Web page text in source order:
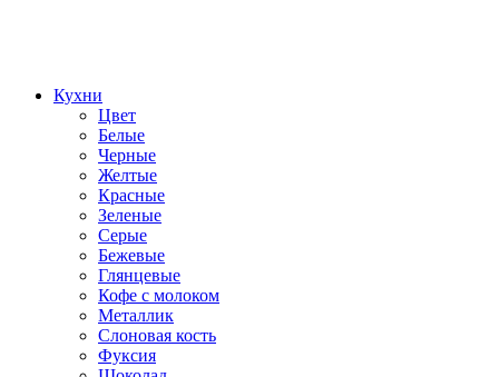
Кухни
Цвет
Белые
Черные
Желтые
Красные
Зеленые
Серые
Бежевые
Глянцевые
Кофе с молоком
Металлик
Слоновая кость
Фуксия